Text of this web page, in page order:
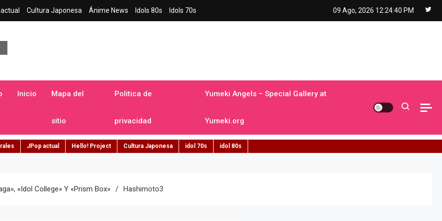
Cultura Japonesa Ánime News Idols 80s Idols 70s 09 Ago, 2026 12:24:41 PM
Inicio Mapa del
sitio
Politica de
privacidad
Yumeki Angels – Special Gallery at
Yumeki.org
JPop actual Hello! Project Cultura Japonesa idol 70s idol 80s
«Idol College» Y «Prism Box» Hashimoto3